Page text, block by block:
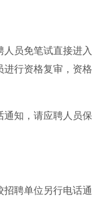
员免笔试直接进入
进行资格复审，资格
通知，请应聘人员保
聘单位另行电话通